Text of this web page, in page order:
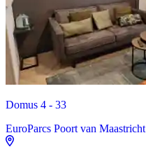
Domus 4 - 33
EuroParcs Poort van Maastricht